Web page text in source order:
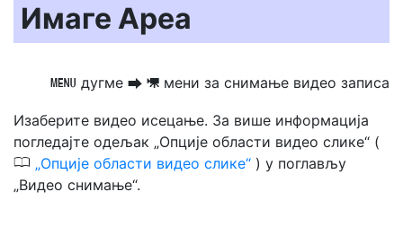
Имаге Ареа
G дугме U 1 мени за снимање видео записа
Изаберите видео исецање. За више информација
погледајте одељак „Опције области видео слике“ (
0 Опције области видео слике ) у поглављу
„Видео снимање“.